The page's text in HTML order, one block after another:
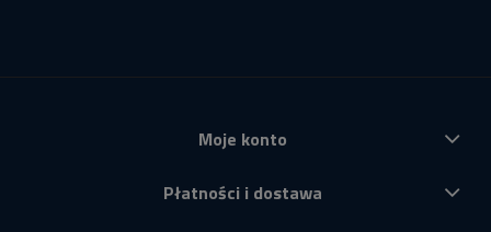
Moje konto
Płatności i dostawa